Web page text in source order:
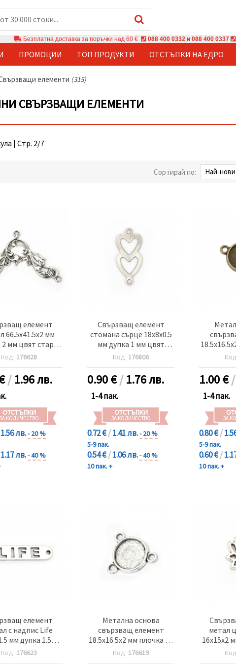
Безплатна доставка за поръчки над 60 € 088 400 0332 и 088 400 0337
ПРОМОЦИИ ТОП ПРОДУКТИ ОТСТЪПКИ НА ЕДРО
елементи (315)
СВЪРЗВАЩИ ЕЛЕМЕНТИ
| Стр. 2/7
Сортирай по:
елемент
66.5x41.5x2 мм
2 мм цвят старо
сребро 4 броя
Код: 176628
/1.96 лв.
ОТСТЪПКИ
ЗА КОЛИЧЕСТВО
1.56 лв.- 20 %
1.17 лв.- 40 %
Свързващ елемент
стомана сърце 18x8x0.5
мм дупка 1 мм цвят
сребро -10 броя
Код: 176806
0.90€/1.76 лв.
1-4 пак.
ОТСТЪПКИ
ЗА КОЛИЧЕСТВО
0.72 €/1.41 лв.- 20 %
5-9 пак.
0.54 €/1.06 лв.- 40 %
10 пак. +
мм
антик
1.00€/
1-4 пак.
ЗА
0.80 €/
5-9 пак.
0.60 €/
10 пак. +
елемент
с надпис Life
мм дупка 1.5~2
старо сребро
-10 броя
Код: 176623
Метална основа
свързващ елемент
18.5x16.5x2 мм плочка 12
мм дупка 2 мм цвят
старо сребро -20 броя
Код: 176619
метал
16x15x2
цвят